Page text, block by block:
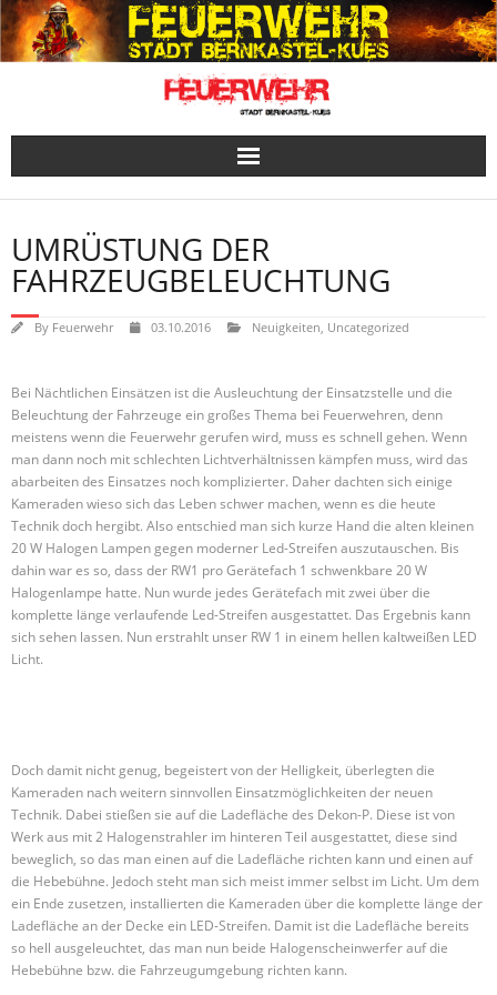
Skip
to
content
UMRÜSTUNG DER
FAHRZEUGBELEUCHTUNG
By Feuerwehr 03.10.2016 Neuigkeiten Uncategorized
Bei Nächtlichen Einsätzen ist die Ausleuchtung der Einsatzstelle und die
Beleuchtung der Fahrzeuge ein großes Thema bei Feuerwehren, denn
meistens wenn die Feuerwehr gerufen wird, muss es schnell gehen. Wenn
man dann noch mit schlechten Lichtverhältnissen kämpfen muss, wird das
abarbeiten des Einsatzes noch komplizierter. Daher dachten sich einige
Kameraden wieso sich das Leben schwer machen, wenn es die heute
Technik doch hergibt. Also entschied man sich kurze Hand die alten kleinen
20 W Halogen Lampen gegen moderner Led-Streifen auszutauschen. Bis
dahin war es so, dass der RW1 pro Gerätefach 1 schwenkbare 20 W
Halogenlampe hatte. Nun wurde jedes Gerätefach mit zwei über die
komplette länge verlaufende Led-Streifen ausgestattet. Das Ergebnis kann
sich sehen lassen. Nun erstrahlt unser RW 1 in einem hellen kaltweißen LED
Licht.
Doch damit nicht genug, begeistert von der Helligkeit, überlegten die
Kameraden nach weitern sinnvollen Einsatzmöglichkeiten der neuen
Technik. Dabei stießen sie auf die Ladefläche des Dekon-P. Diese ist von
Werk aus mit 2 Halogenstrahler im hinteren Teil ausgestattet, diese sind
beweglich, so das man einen auf die Ladefläche richten kann und einen auf
die Hebebühne. Jedoch steht man sich meist immer selbst im Licht. Um dem
ein Ende zusetzen, installierten die Kameraden über die komplette länge der
Ladefläche an der Decke ein LED-Streifen. Damit ist die Ladefläche bereits
so hell ausgeleuchtet, das man nun beide Halogenscheinwerfer auf die
Hebebühne bzw. die Fahrzeugumgebung richten kann.